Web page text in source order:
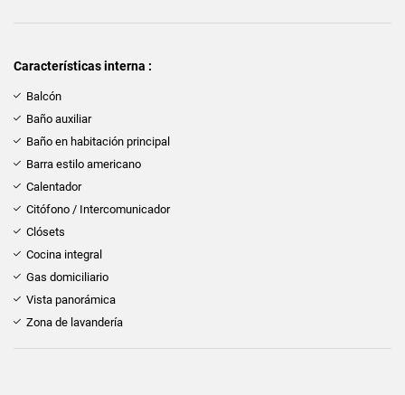
Características interna :
Balcón
Baño auxiliar
Baño en habitación principal
Barra estilo americano
Calentador
Citófono / Intercomunicador
Clósets
Cocina integral
Gas domiciliario
Vista panorámica
Zona de lavandería